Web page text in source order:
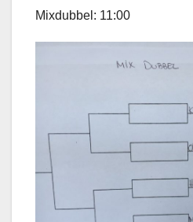
Mixdubbel: 11:00